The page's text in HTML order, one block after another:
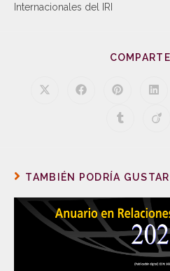
Internacionales del IRI
TAMBIÉN PODRÍA